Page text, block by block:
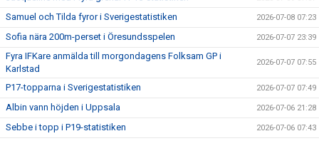
Samuel och Tilda fyror i Sverigestatistiken 2026-07-08 07:23
Sofia nära 200m-perset i Öresundsspelen 2026-07-07 23:39
Fyra IFKare anmälda till morgondagens Folksam GP i
Karlstad
2026-07-07 07:55
P17-topparna i Sverigestatistiken 2026-07-07 07:49
Albin vann höjden i Uppsala 2026-07-06 21:28
Sebbe i topp i P19-statistiken 2026-07-06 07:43